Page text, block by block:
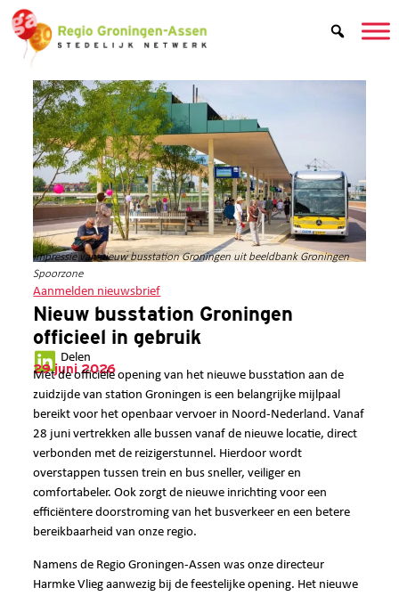
Impressie van nieuw busstation Groningen uit beeldbank Groningen
Spoorzone
Aanmelden nieuwsbrief
Nieuw busstation Groningen
officieel in gebruik
Delen
29 juni 2026
Met de officiële opening van het nieuwe busstation aan de
zuidzijde van station Groningen is een belangrijke mijlpaal
bereikt voor het openbaar vervoer in Noord-Nederland. Vanaf
28 juni vertrekken alle bussen vanaf de nieuwe locatie, direct
verbonden met de reizigerstunnel. Hierdoor wordt
overstappen tussen trein en bus sneller, veiliger en
comfortabeler. Ook zorgt de nieuwe inrichting voor een
efficiëntere doorstroming van het busverkeer en een betere
bereikbaarheid van onze regio.
Namens de Regio Groningen-Assen was onze directeur
Harmke Vlieg aanwezig bij de feestelijke opening. Het nieuwe